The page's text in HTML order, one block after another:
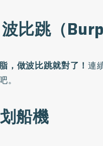
比跳（
，做波比跳就對了！ 連
。
船機